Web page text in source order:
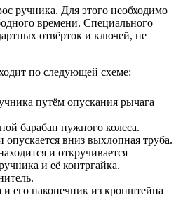
ручника. Для этого необходимо
времени. Специального
отвёрток и ключей, не
по следующей схеме:
путём опускания рычага
барабан нужного колеса.
вниз выхлопная труба.
и откручивается
и её контргайка.
и его наконечник из кронштейна